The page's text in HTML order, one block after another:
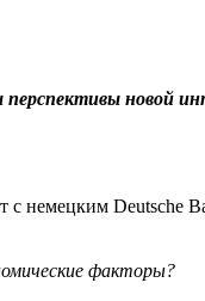
новой
Deutsche
факторы?